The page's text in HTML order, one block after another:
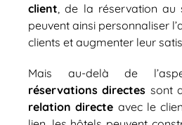
client, de la réservation au
peuvent ainsi personnaliser
clients et augmenter leur
Mais au-delà de
réservations directes sont
relation directe avec le